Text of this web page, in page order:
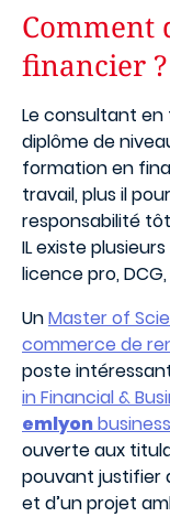
Comment
financier ?
Le consultant en
diplôme de
formation en
travail, plus il
responsabilité
IL existe
licence pro,
UnMaster of
commerce de
poste
in Financial &
emlyon
ouverte aux
pouvant justifier
et d’un projet